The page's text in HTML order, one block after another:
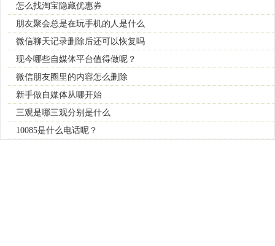
怎么找淘宝隐藏优惠券
朋友聚会总是在玩手机的人是什么
微信聊天记录删除后还可以恢复吗
现今哪些自媒体平台值得做呢？
微信朋友圈里的内容怎么删除
新手做自媒体从哪开始
三观是哪三观分别是什么
10085是什么电话呢？